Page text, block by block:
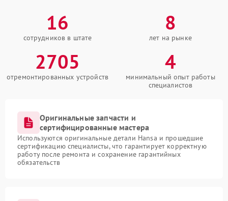
16
сотрудников в штате
8
лет на рынке
2705
отремонтированных устройств
4
минимальный опыт работы
специалистов
Оригинальные запчасти и
сертифицированные мастера
Используются оригинальные детали Hansa и прошедшие
сертификацию специалисты, что гарантирует корректную
работу после ремонта и сохранение гарантийных
обязательств